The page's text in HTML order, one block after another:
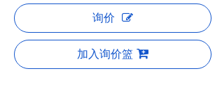
询价
加入询价篮